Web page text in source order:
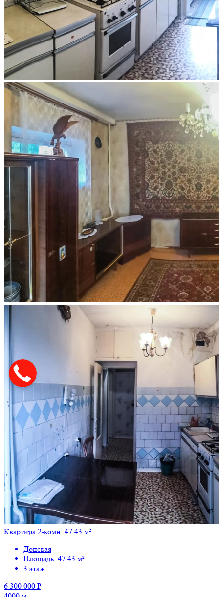
Квартира 2-комн. 47.43 м²
Донская
Площадь: 47.43 м²
3 этаж
6 300 000 ₽